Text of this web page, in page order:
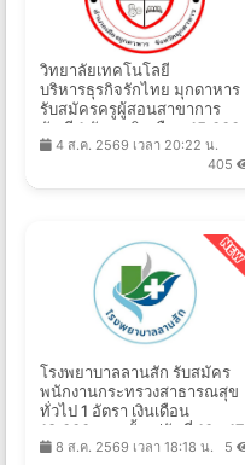
วิทยาลัยเทคโนโลยี
บริหารธุรกิจรักไทย มุกดาหาร
รับสมัครครูผู้สอนสาขาการ
บัญชี 1 อัตรา เงินเดือน 15,000
บาท ตั้งแต่วันที่ 3-14 ส.ค.
4 ส.ค. 2569 เวลา 20:22 น.
405
โรงพยาบาลลานสัก รับสมัคร
พนักงานกระทรวงสาธารณสุข
ทั่วไป 1 อัตรา เงินเดือน
18,000 บาท ตั้งแต่วันที่ 10 - 17
ส.ค. 2569
8 ส.ค. 2569 เวลา 18:18 น. 5